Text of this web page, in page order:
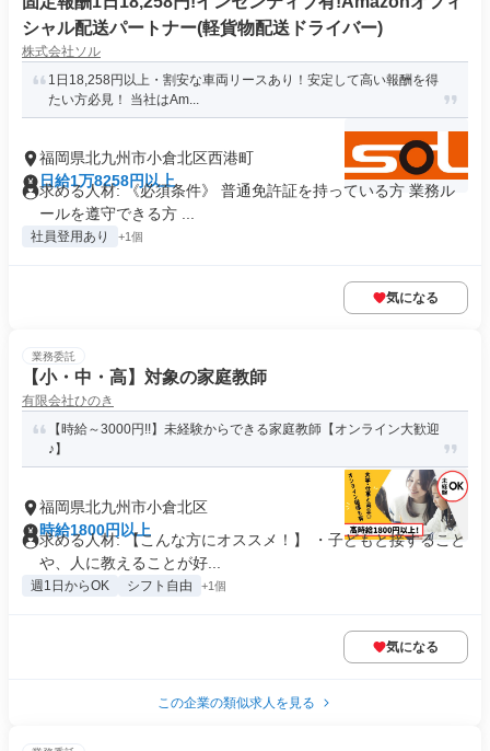
シャル配送パートナー(軽貨物配送ドライバー)
株式会社ソル
1日18,258円以上・割安な車両リースあり！安定して高い報酬を得
たい方必見！ 当社はAm...
福岡県北九州市小倉北区西港町
日給1万8258円以上
求める人材: 《必須条件》 普通免許証を持っている方 業務ル
ールを遵守できる方 ...
社員登用あり +1個
気になる
業務委託
【小・中・高】対象の家庭教師
有限会社ひのき
【時給～3000円!!】未経験からできる家庭教師【オンライン大歓迎
♪】
福岡県北九州市小倉北区
時給1800円以上
求める人材: 【こんな方にオススメ！】 ・子どもと接すること
や、人に教えることが好...
週1日からOK シフト自由 +1個
気になる
この企業の類似求人を見る